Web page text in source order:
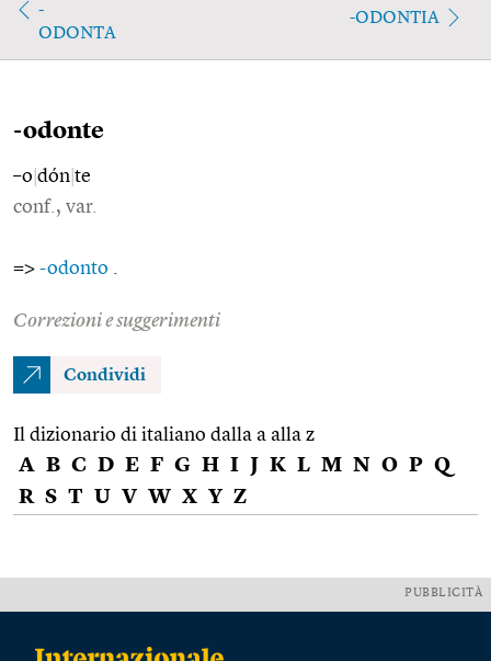
-
ODONTA
-ODONTIA
-odonte
–o dón te
conf., var.
=> -odonto
Correzioni e suggerimenti
Condividi
Il dizionario di italiano dalla a alla z
A B C D E F G H I J K L M N O P Q
R S T U V W X Y Z
PUBBLICITÀ